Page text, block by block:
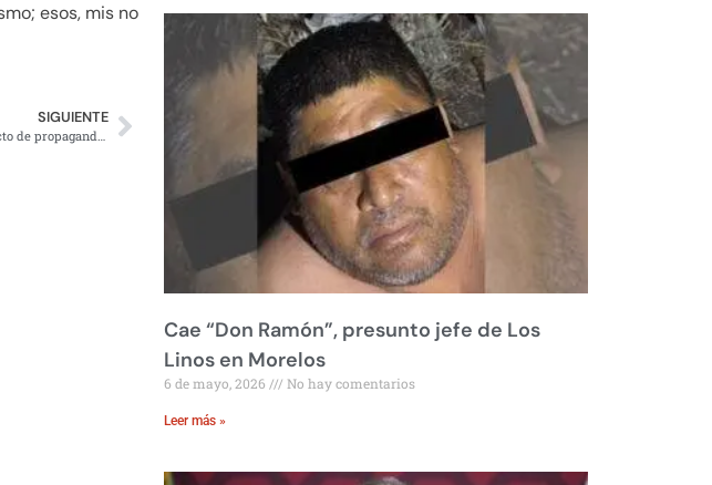
esos, mis no
SIGUIENTE
AMLO: Bloqueo a Sheinbaum en Chiapas, acto de propaganda y montaje
Cae “Don Ramón”, presunto jefe de Los
Linos en Morelos
6 de mayo, 2026 No hay comentarios
Leer más »